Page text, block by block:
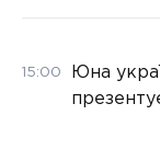
15:00
Юна